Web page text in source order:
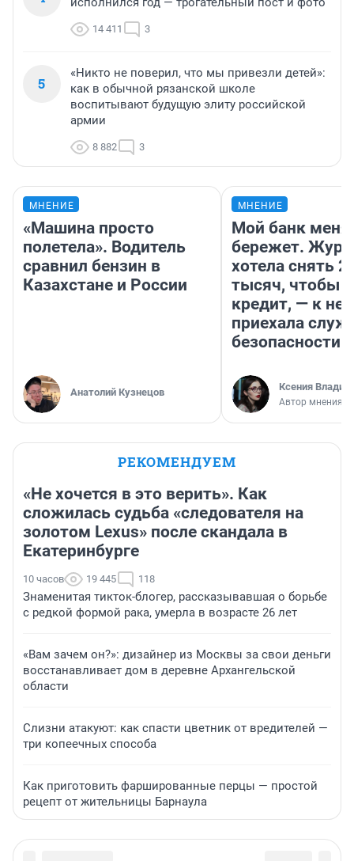
14 411 3
5
«Никто не поверил, что мы привезли детей»:
как в обычной рязанской школе
воспитывают будущую элиту российской
армии
8 882 3
МНЕНИЕ
«Машина просто
полетела». Водитель
сравнил бензин в
Казахстане и России
Анатолий Кузнецов
МНЕНИЕ
Мой банк меня
бережет.
хотела снять
тысяч, чтобы
кредит, — к
приехала
безопасности
Ксения
Автор мнения
РЕКОМЕНДУЕМ
«Не хочется в это верить». Как
сложилась судьба «следователя на
золотом Lexus» после скандала в
Екатеринбурге
10 часов 19 445 118
Знаменитая тикток-блогер, рассказывавшая о борьбе
с редкой формой рака, умерла в возрасте 26 лет
«Вам зачем он?»: дизайнер из Москвы за свои деньги
восстанавливает дом в деревне Архангельской
области
Слизни атакуют: как спасти цветник от вредителей —
три копеечных способа
Как приготовить фаршированные перцы — простой
рецепт от жительницы Барнаула